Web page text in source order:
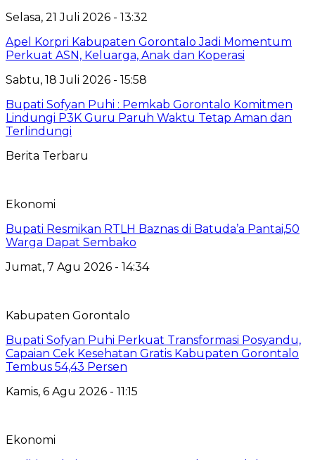
Selasa, 21 Juli 2026 - 13:32
Apel Korpri Kabupaten Gorontalo Jadi Momentum
Perkuat ASN, Keluarga, Anak dan Koperasi
Sabtu, 18 Juli 2026 - 15:58
Bupati Sofyan Puhi : Pemkab Gorontalo Komitmen
Lindungi P3K Guru Paruh Waktu Tetap Aman dan
Terlindungi
Berita Terbaru
Ekonomi
Bupati Resmikan RTLH Baznas di Batuda’a Pantai,50
Warga Dapat Sembako
Jumat, 7 Agu 2026 - 14:34
Kabupaten Gorontalo
Bupati Sofyan Puhi Perkuat Transformasi Posyandu,
Capaian Cek Kesehatan Gratis Kabupaten Gorontalo
Tembus 54,43 Persen
Kamis, 6 Agu 2026 - 11:15
Ekonomi